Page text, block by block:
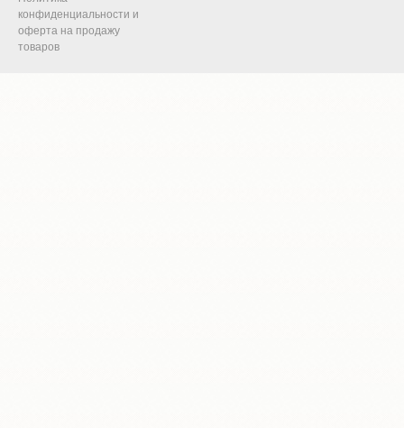
конфиденциальности и
оферта на продажу
товаров